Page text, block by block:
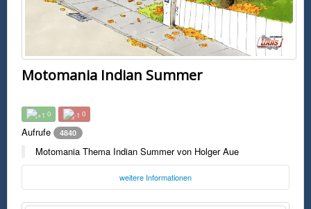
Motomania Indian Summer
0 0
Aufrufe 4840
Motomania Thema Indian Summer von Holger Aue
weitere Informationen